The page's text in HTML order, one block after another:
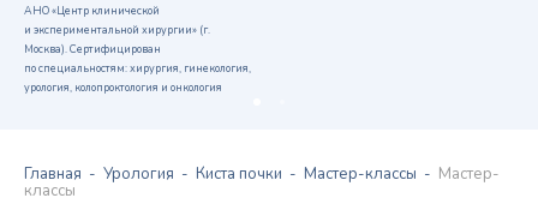
АНО «Центр клинической
и экспериментальной хирургии» (г.
Москва). Сертифицирован
по специальностям: хирургия, гинекология,
урология, колопроктология и онкология
Главная Урология Киста почки Мастер-классы Мастер-
классы